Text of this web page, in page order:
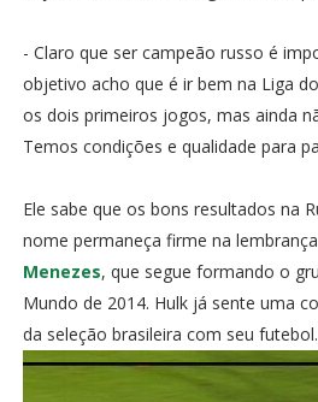
- Claro que ser campeão russo é
objetivo acho que é ir bem na Liga
os dois primeiros jogos, mas ainda
Temos condições e qualidade para
Ele sabe que os bons resultados na
nome permaneça firme na
Menezes, que segue formando o
Mundo de 2014. Hulk já sente uma
da seleção brasileira com seu futebol.